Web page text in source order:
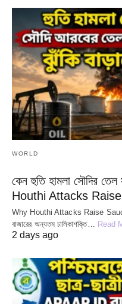
WORLD
কেন হুতি হামলা সৌদির
Houthi Attacks
Why Houthi Attacks Raise Saudi
বাজারের অন্যতম চালিকাশক্তি… Read
2 days ago